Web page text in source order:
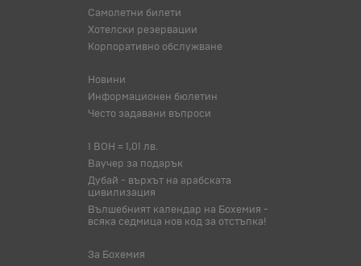
Самолетни билети
Хотелски резервации
Корпоративно обслужване
Новини
Информационен бюлетин
Често задавани въпроси
1 BOH = 1,01 лв.
Ваучер за подарък
Дубай - върхът на арабската
цивилизация
Вълшебният календар на Бохемия -
всяка седмица нов код за отстъпка!
За Бохемия